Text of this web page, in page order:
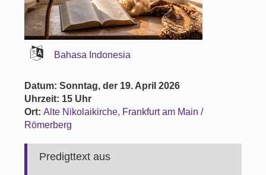
Bahasa Indonesia
Datum: Sonntag, der 19. April 2026
Uhrzeit: 15 Uhr
Ort:Alte Nikolaikirche, Frankfurt am Main /
Römerberg
Predigttext aus